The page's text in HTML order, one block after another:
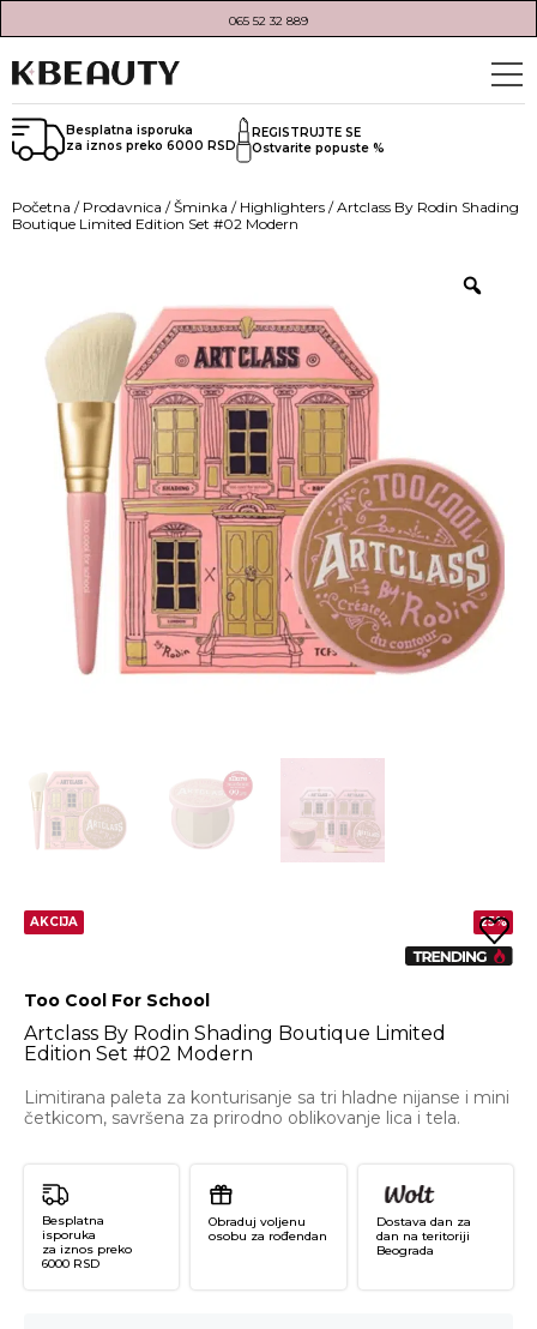
065 52 32 889
Besplatna isporuka
za iznos preko 6000 RSD
REGISTRUJTE SE
Ostvarite popuste %
Početna / Prodavnica /Šminka / Highlighters / Artclass By Rodin Shading
Boutique Limited Edition Set #02 Modern
AKCIJA 25%
Too Cool For School
Artclass By Rodin Shading Boutique Limited
Edition Set #02 Modern
Limitirana paleta za konturisanje sa tri hladne nijanse i mini
četkicom, savršena za prirodno oblikovanje lica i tela.
Besplatna
isporuka
za iznos preko
6000 RSD
Obraduj voljenu
osobu za rođendan
Dostava dan za
dan na teritoriji
Beograda